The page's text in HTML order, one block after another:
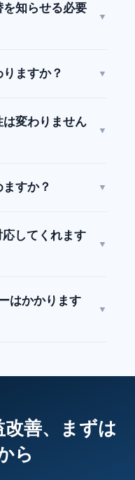
知らせる必要
▼
ますか？ ▼
変わりません
▼
すか？ ▼
してくれます
▼
はかかります
▼
善、まずは
ら